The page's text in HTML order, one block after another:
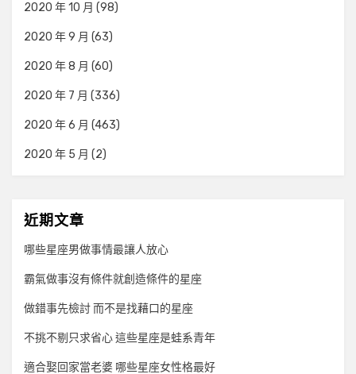
2020 年 10 月 (98)
2020 年 9 月 (63)
2020 年 8 月 (60)
2020 年 7 月 (336)
2020 年 6 月 (463)
2020 年 5 月 (2)
近期文章
哪些星座男做事情最讓人放心
霸氣做事沒有條件就創造條件的星座
做錯事先檢討 而不是找藉口的星座
不挑不剔只求省心 這些星座是蛙系青年
適合娶回家當老婆 哪些星座女性格最好